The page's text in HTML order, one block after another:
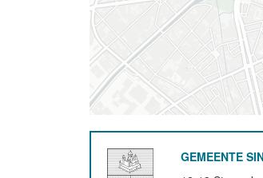
GEMEENTE